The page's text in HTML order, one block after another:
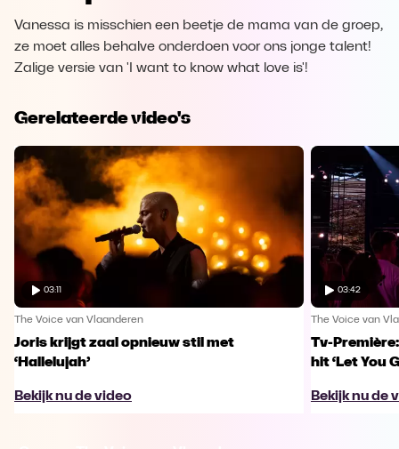
Vanessa is misschien een beetje de mama van de groep,
ze moet alles behalve onderdoen voor ons jonge talent!
Zalige versie van 'I want to know what love is'!
Gerelateerde video's
03:11
The Voice van Vlaanderen
Joris krijgt zaal opnieuw stil met
‘Hallelujah’
Bekijk nu de video
03:42
The Voice van
Tv-
hit ‘Let You
Bekijk nu de